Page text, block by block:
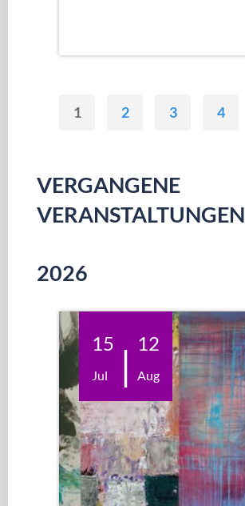
DER
1 2 3 4
VERGANGENE
VERANSTALTUNGEN
2026
15
Jul | 12
Aug